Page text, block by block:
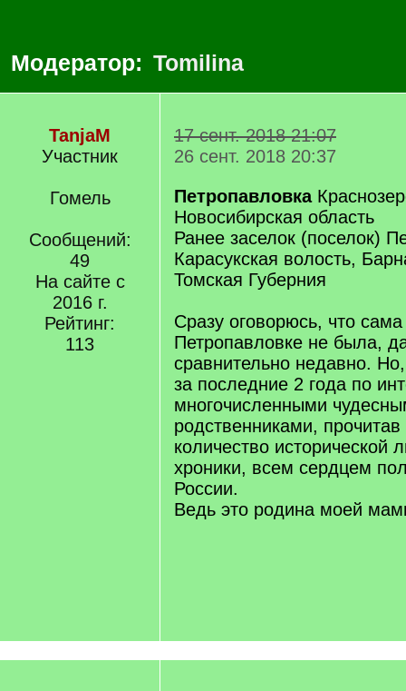
Модератор: Tomilina
TanjaM
Участник
Гомель
Сообщений:
49
На сайте с
2016 г.
Рейтинг:
113
17 сент. 2018 21:07
26 сент. 2018 20:37
Петропавловка
Новосибирская область
Ранее заселок (поселок)
Карасукская волость,
Томская Губерния
Сразу оговорюсь, что
Петропавловке не была,
сравнительно недавно.
за последние 2 года по
многочисленными
родственниками, прочитав
количество исторической
хроники, всем сердцем
России.
Ведь это родина моей